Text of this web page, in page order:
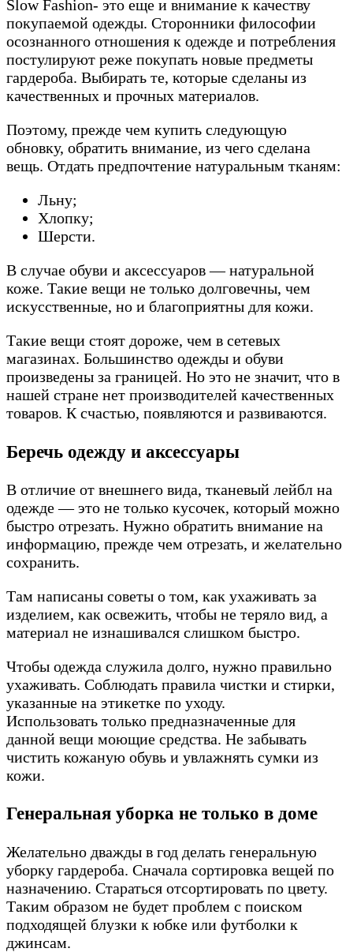
Slow Fashion- это еще и внимание к качеству
покупаемой одежды. Сторонники философии
осознанного отношения к одежде и потребления
постулируют реже покупать новые предметы
гардероба. Выбирать те, которые сделаны из
качественных и прочных материалов.
Поэтому, прежде чем купить следующую
обновку, обратить внимание, из чего сделана
вещь. Отдать предпочтение натуральным тканям:
Льну;
Хлопку;
Шерсти.
В случае обуви и аксессуаров — натуральной
коже. Такие вещи не только долговечны, чем
искусственные, но и благоприятны для кожи.
Такие вещи стоят дороже, чем в сетевых
магазинах. Большинство одежды и обуви
произведены за границей. Но это не значит, что в
нашей стране нет производителей качественных
товаров. К счастью, появляются и развиваются.
Беречь одежду и аксессуары
В отличие от внешнего вида, тканевый лейбл на
одежде — это не только кусочек, который можно
быстро отрезать. Нужно обратить внимание на
информацию, прежде чем отрезать, и желательно
сохранить.
Там написаны советы о том, как ухаживать за
изделием, как освежить, чтобы не теряло вид, а
материал не изнашивался слишком быстро.
Чтобы одежда служила долго, нужно правильно
ухаживать. Соблюдать правила чистки и стирки,
указанные на этикетке по уходу.
Использовать только предназначенные для
данной вещи моющие средства. Не забывать
чистить кожаную обувь и увлажнять сумки из
кожи.
Генеральная уборка не только в доме
Желательно дважды в год делать генеральную
уборку гардероба. Сначала сортировка вещей по
назначению. Стараться отсортировать по цвету.
Таким образом не будет проблем с поиском
подходящей блузки к юбке или футболки к
джинсам.